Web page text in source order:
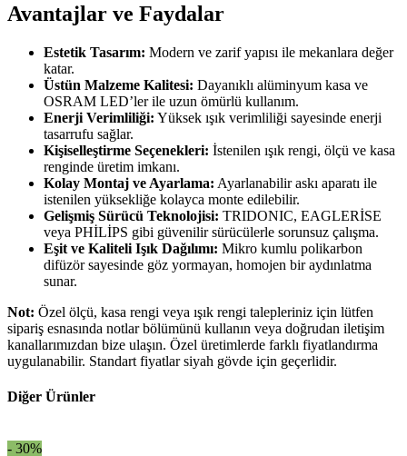
Avantajlar ve Faydalar
Estetik Tasarım: Modern ve zarif yapısı ile mekanlara değer
katar.
Üstün Malzeme Kalitesi: Dayanıklı alüminyum kasa ve
OSRAM LED’ler ile uzun ömürlü kullanım.
Enerji Verimliliği: Yüksek ışık verimliliği sayesinde enerji
tasarrufu sağlar.
Kişiselleştirme Seçenekleri: İstenilen ışık rengi, ölçü ve kasa
renginde üretim imkanı.
Kolay Montaj ve Ayarlama: Ayarlanabilir askı aparatı ile
istenilen yüksekliğe kolayca monte edilebilir.
Gelişmiş Sürücü Teknolojisi: TRIDONIC, EAGLERİSE
veya PHİLİPS gibi güvenilir sürücülerle sorunsuz çalışma.
Eşit ve Kaliteli Işık Dağılımı: Mikro kumlu polikarbon
difüzör sayesinde göz yormayan, homojen bir aydınlatma
sunar.
Not: Özel ölçü, kasa rengi veya ışık rengi talepleriniz için lütfen
sipariş esnasında notlar bölümünü kullanın veya doğrudan iletişim
kanallarımızdan bize ulaşın. Özel üretimlerde farklı fiyatlandırma
uygulanabilir. Standart fiyatlar siyah gövde için geçerlidir.
Diğer Ürünler
- 30%